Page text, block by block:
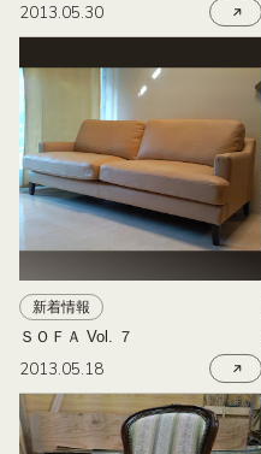
2013.05.30
新着情報
ＳＯＦＡ Vol. ７
2013.05.18